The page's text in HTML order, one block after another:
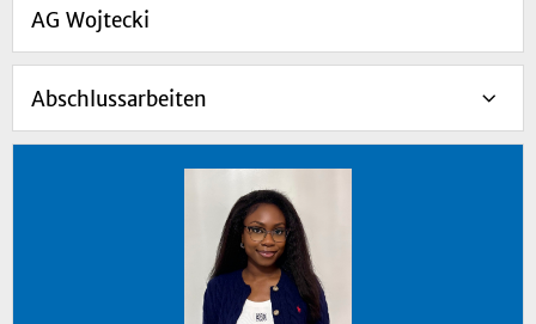
AG Wojtecki
Abschlussarbeiten